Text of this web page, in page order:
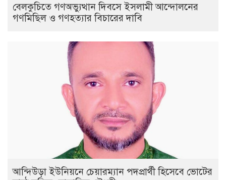
বেলকুচিতে গণঅভ্যুত্থান দিবসে ইসলামী আন্দোলনের
গণমিছিল ও গণহত্যার বিচারের দাবি
আন্দিউড়া ইউনিয়নে চেয়ারম্যান পদপ্রার্থী হিসেবে ভোটের